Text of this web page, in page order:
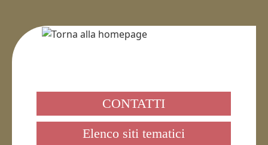
CONTATTI
Elenco siti tematici